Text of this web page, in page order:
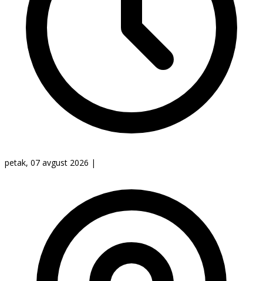
petak, 07 avgust 2026 |